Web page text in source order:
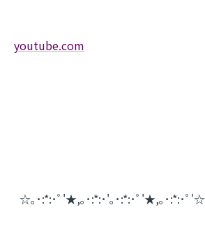
youtube.com
☆｡･:*:･ﾟ'★,｡･:*:･'｡･:*:･ﾟ'★,｡･:*:･ﾟ'☆